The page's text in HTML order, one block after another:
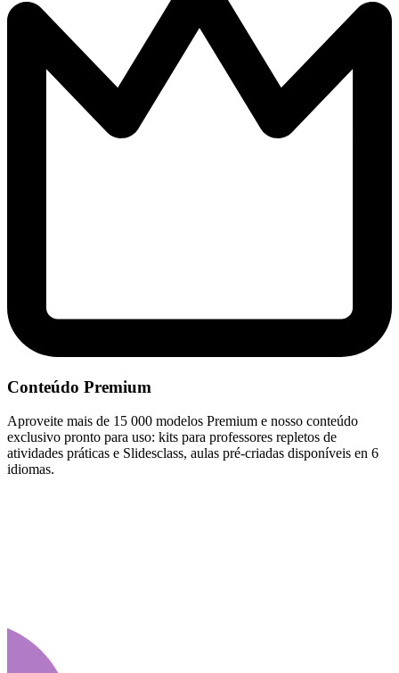
Conteúdo Premium
Aproveite mais de 15 000 modelos Premium e nosso conteúdo
exclusivo pronto para uso: kits para professores repletos de
atividades práticas e Slidesclass, aulas pré-criadas disponíveis en 6
idiomas.